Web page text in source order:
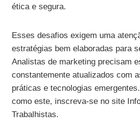
ética e segura.
Esses desafios exigem uma
estratégias bem elaboradas para
Analistas de marketing precisam
constantemente atualizados com
práticas e tecnologias
como este, inscreva-se no site
Trabalhistas.